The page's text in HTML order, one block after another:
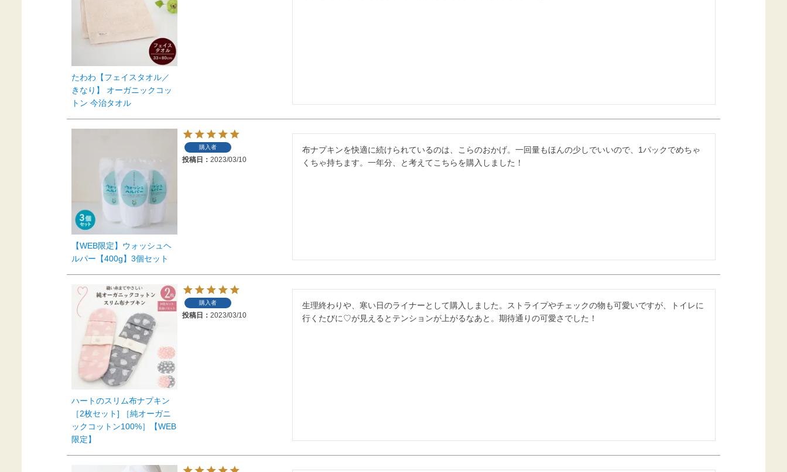
たわわ【フェイスタオル／
きなり】 オーガニックコッ
トン 今治タオル
【WEB限定】ウォッシュヘ
ルパー【400g】3個セット
購入者
投稿日 2023/03/10
布ナプキンを快適に続けられているのは、こらのおかげ。一回量もほんの少しでいいので、1パックでめちゃ
くちゃ持ちます。一年分、と考えてこちらを購入しました！
ハートのスリム布ナプキン
［2枚セット] ［純オーガニ
ックコットン100%］【WEB
限定】
購入者
投稿日 2023/03/10
生理終わりや、寒い日のライナーとして購入しました。ストライプやチェックの物も可愛いですが、トイレに
行くたびに♡が見えるとテンションが上がるなあと。期待通りの可愛さでした！